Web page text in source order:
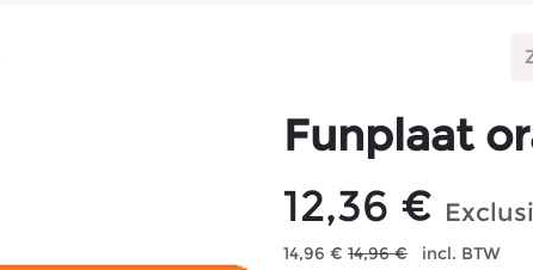
Funplaat
12,36 €
14,96 € 14,96€ incl. BTW